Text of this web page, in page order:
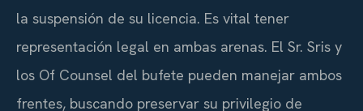
la suspensión de su licencia. Es vital tener
representación legal en ambas arenas. El Sr. Sris y
los Of Counsel del bufete pueden manejar ambos
frentes, buscando preservar su privilegio de